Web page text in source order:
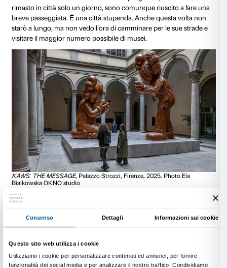
una forma di spiritualità in sé.
Firenze, 2025. Photo: Ela Bialkowska OKNO Studio
committenti privati. Secondo te, qual è la forza di
Penso che il vero scopo dell’arte sia proprio quello